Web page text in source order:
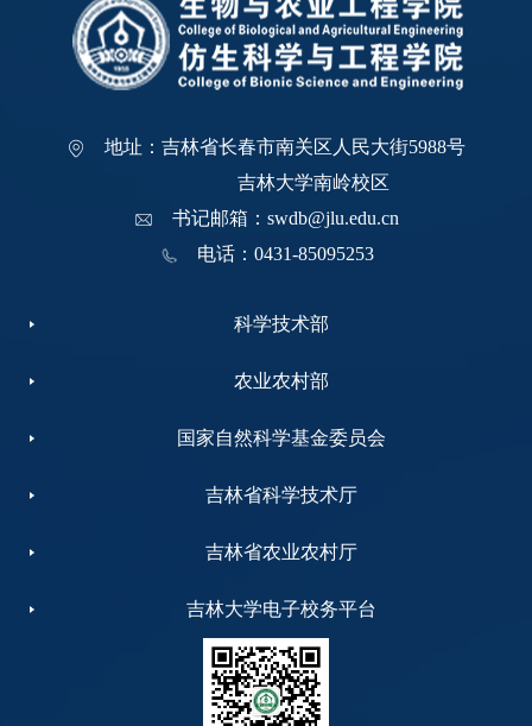
地址：吉林省长春市南关区人民大街5988号
吉林大学南岭校区
书记邮箱：swdb@jlu.edu.cn
电话：0431-85095253
科学技术部
农业农村部
国家自然科学基金委员会
吉林省科学技术厅
吉林省农业农村厅
吉林大学电子校务平台